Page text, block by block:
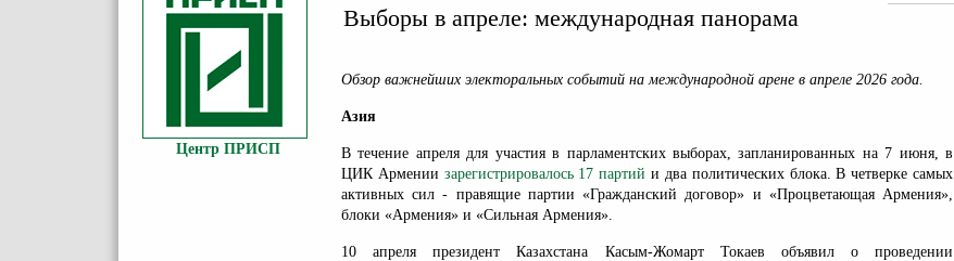
Центр ПРИСП
Выборы в апреле: международная панорама
Обзор важнейших электоральных событий на международной арене в апреле 2026 года.
Азия
В течение апреля для участия в парламентских выборах, запланированных на 7 июня, в
ЦИК Армении зарегистрировалось 17 партий и два политических блока. В четверке самых
активных сил - правящие партии «Гражданский договор» и «Процветающая Армения»,
блоки «Армения» и «Сильная Армения».
10 апреля президент Казахстана Касым-Жомарт Токаев объявил о проведении